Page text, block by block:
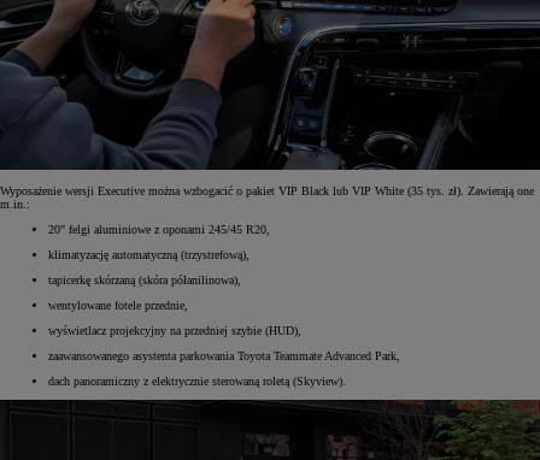
Wyposażenie wersji Executive można wzbogacić o pakiet VIP Black lub VIP White (35 tys. zł). Zawierają one
m.in.:
20" felgi aluminiowe z oponami 245/45 R20,
klimatyzację automatyczną (trzystrefową),
tapicerkę skórzaną (skóra półanilinowa),
wentylowane fotele przednie,
wyświetlacz projekcyjny na przedniej szybie (HUD),
zaawansowanego asystenta parkowania Toyota Teammate Advanced Park,
dach panoramiczny z elektrycznie sterowaną roletą (Skyview).